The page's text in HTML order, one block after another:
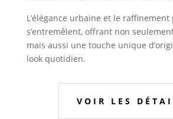
L’élégance urbaine et le raffinement
s’entremêlent, offrant non
mais aussi une touche unique
look quotidien.
VOIR LES